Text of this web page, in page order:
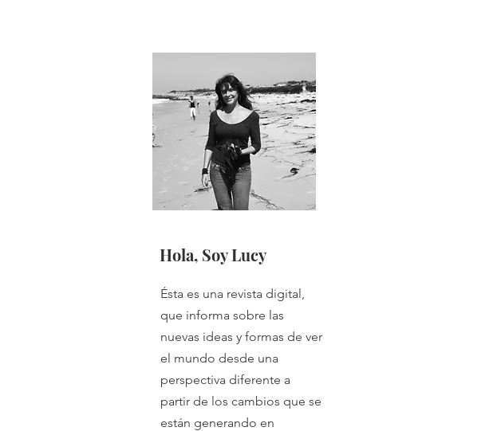
Hola, Soy Lucy
Ésta es una revista digital,
que informa sobre las
nuevas ideas y formas de ver
el mundo desde una
perspectiva diferente a
partir de los cambios que se
están generando en